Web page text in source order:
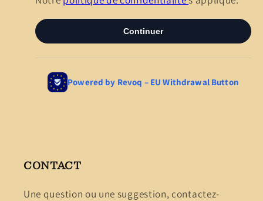
CONTACT
Une question ou une suggestion, contactez-